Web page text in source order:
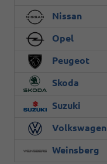
Nissan
Opel
Peugeot
Skoda
Suzuki
Volkswagen
Weinsberg